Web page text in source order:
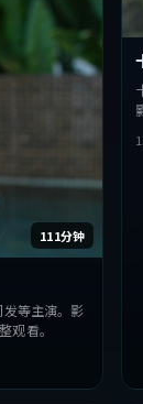
111分钟
等主演。影
观看。